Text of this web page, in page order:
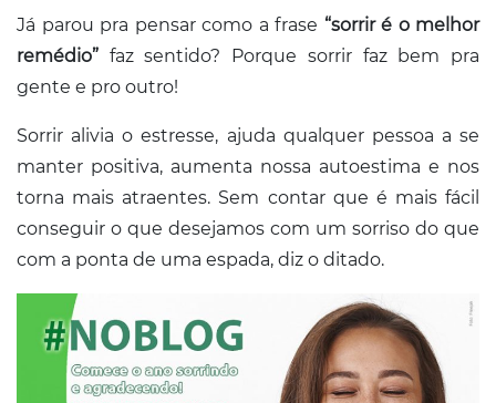
Fale
Conosco
Já parou pra pensar como a frase “sorrir é o melhor
remédio” faz sentido? Porque sorrir faz bem pra
gente e pro outro!
Sorrir alivia o estresse, ajuda qualquer pessoa a se
manter positiva, aumenta nossa autoestima e nos
torna mais atraentes. Sem contar que é mais fácil
conseguir o que desejamos com um sorriso do que
com a ponta de uma espada, diz o ditado.